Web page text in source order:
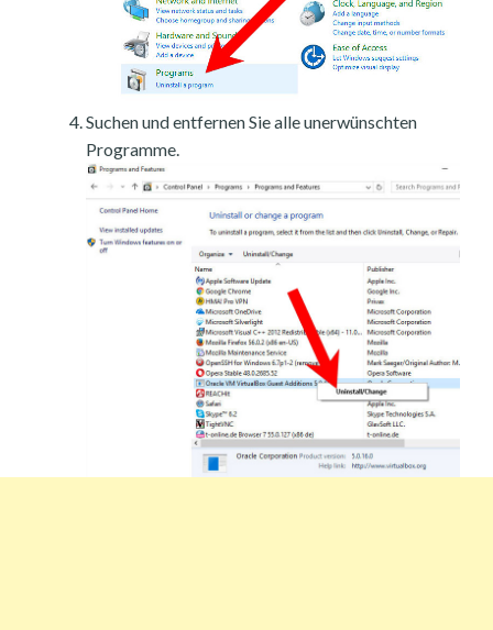
Suchen und entfernen Sie alle unerwünschten
Programme.